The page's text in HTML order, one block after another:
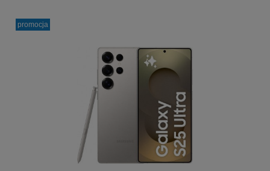
promocja